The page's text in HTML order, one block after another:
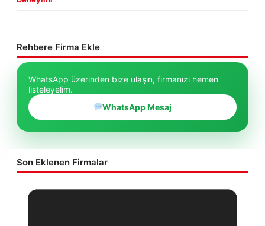
Rehbere Firma Ekle
WhatsApp üzerinden bize ulaşın, firmanızı hemen
listeleyelim.
WhatsApp Mesaj
Son Eklenen Firmalar